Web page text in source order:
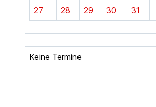
27 28 29 30 31
Keine Termine